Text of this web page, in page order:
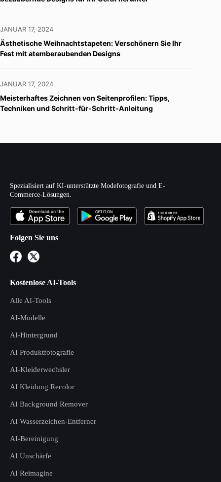
JANUAR 17, 2024
Ästhetische Weihnachtstapeten: Verschönern Sie Ihr
Fest mit atemberaubenden Designs
JANUAR 17, 2024
Meisterhaftes Zeichnen von Seitenprofilen: Tipps,
Techniken und Schritt-für-Schritt-Anleitung
Spezialisiert auf KI-unterstützte Modefotografie und E-
Commerce-Lösungen.
Folgen Sie uns
Kostenlose AI-Tools
Alle AI-Tools
AI-Modelle
AI-Hintergrund
AI Produktfotografie
AI-Kleiderwechsler
AI Kleidung Recolor
AI Background Remover
AI Wasserzeichen-Entferner
AI-Bereinigung
AI Unschärfe
AI Reimagine